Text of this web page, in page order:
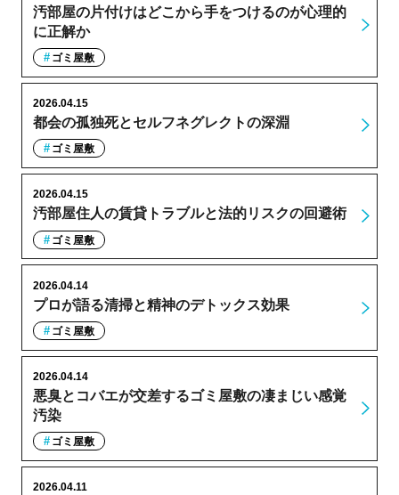
汚部屋の片付けはどこから手をつけるのが心理的
に正解か
ゴミ屋敷
都会の孤独死とセルフネグレクトの深淵
2026.04.15
ゴミ屋敷
汚部屋住人の賃貸トラブルと法的リスクの回避術
2026.04.15
ゴミ屋敷
プロが語る清掃と精神のデトックス効果
2026.04.14
ゴミ屋敷
悪臭とコバエが交差するゴミ屋敷の凄まじい感覚
汚染
2026.04.14
ゴミ屋敷
2026.04.11